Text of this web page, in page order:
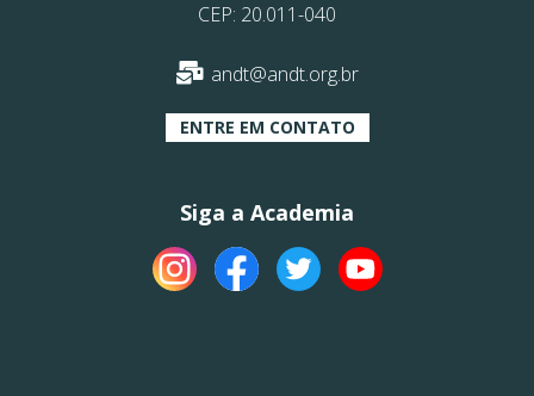
CEP: 20.011-040
andt@andt.org.br
ENTRE EM CONTATO
Siga a Academia